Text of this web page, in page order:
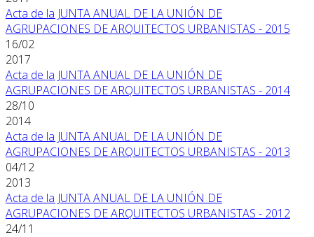
Acta de la JUNTA ANUAL DE LA UNIÓN DE
AGRUPACIONES DE ARQUITECTOS URBANISTAS - 2015
16/02
2017
Acta de la JUNTA ANUAL DE LA UNIÓN DE
AGRUPACIONES DE ARQUITECTOS URBANISTAS - 2014
28/10
2014
Acta de la JUNTA ANUAL DE LA UNIÓN DE
AGRUPACIONES DE ARQUITECTOS URBANISTAS - 2013
04/12
2013
Acta de la JUNTA ANUAL DE LA UNIÓN DE
AGRUPACIONES DE ARQUITECTOS URBANISTAS - 2012
24/11